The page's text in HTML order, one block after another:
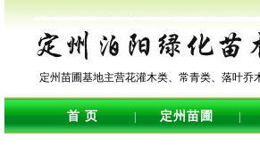
定州苗圃基地主营花灌木类、常青类、落叶
首 页 | 定州苗圃 |